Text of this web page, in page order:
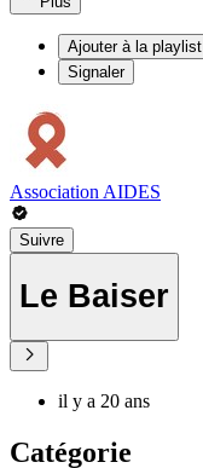
Ajouter à la playlist
Signaler
Association AIDES
Suivre
Le Baiser
il y a 20 ans
Catégorie